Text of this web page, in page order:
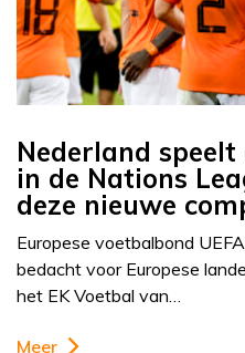
Nederland
in de Nations
deze nieuwe
Europese voetbalbond
bedacht voor Europese
het EK Voetbal van…
Meer